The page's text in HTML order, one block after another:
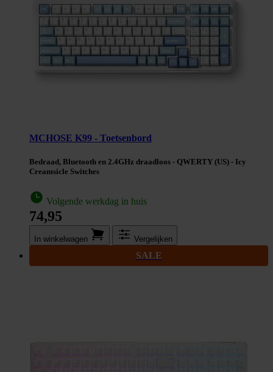
MCHOSE K99 - Toetsenbord
Bedraad, Bluetooth en 2.4GHz draadloos - QWERTY (US) - Icy
Creamsicle Switches
Volgende werkdag in huis
74,95
In winkel­wagen Vergelijken
SALE